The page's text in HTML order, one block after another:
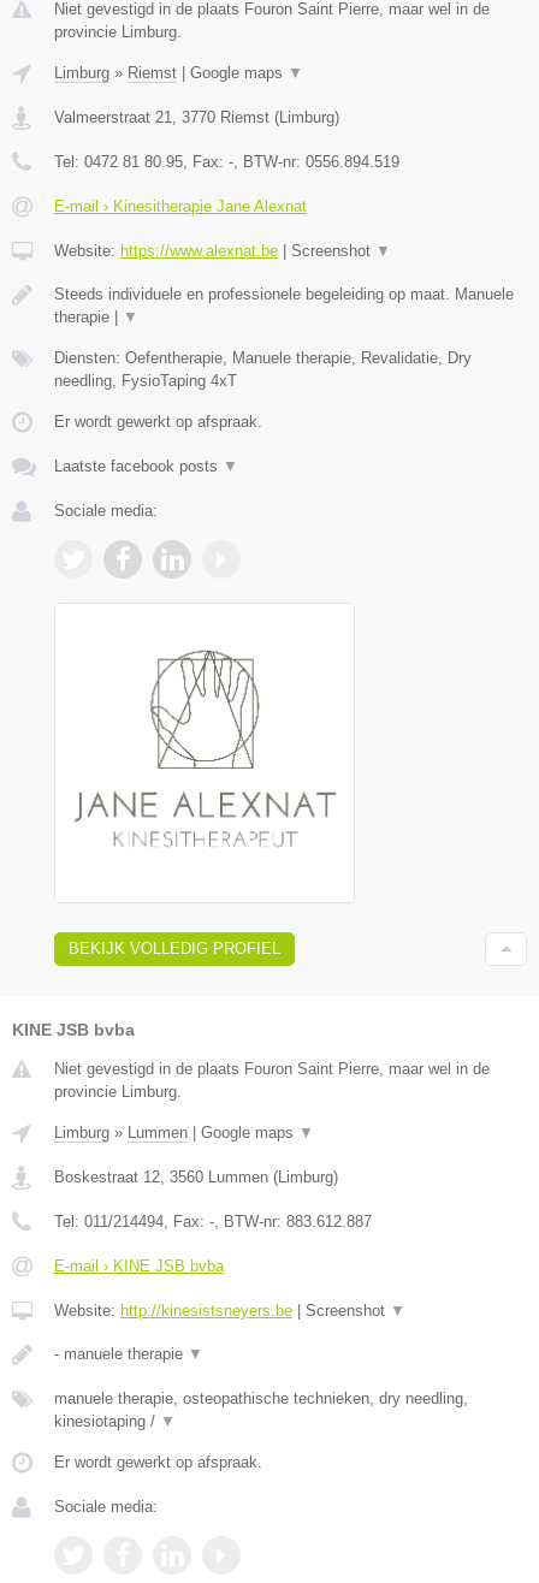
Niet gevestigd in de plaats Fouron Saint Pierre, maar wel in de
provincie Limburg.
Limburg » Riemst Google maps ▼
Valmeerstraat 21 3770 Riemst ( Limburg)
Tel: 0472 81 80 95 , Fax: - , BTW-nr: 0556.894.519
E-mail › Kinesitherapie Jane Alexnat
Website: https://www.alexnat.be Screenshot ▼
Steeds individuele en professionele begeleiding op maat. Manuele
therapie |
▼
Diensten: Oefentherapie, Manuele therapie, Revalidatie, Dry
needling, FysioTaping 4xT
Er wordt gewerkt op afspraak.
Laatste facebook posts ▼
Sociale media:
BEKIJK VOLLEDIG PROFIEL
KINE JSB bvba
Niet gevestigd in de plaats Fouron Saint Pierre, maar wel in de
provincie Limburg.
Limburg » Lummen Google maps ▼
Boskestraat 12 3560 Lummen ( Limburg)
Tel: 011/214494 , Fax: - , BTW-nr: 883.612.887
E-mail › KINE JSB bvba
Website: http://kinesistsneyers.be Screenshot ▼
- manuele therapie ▼
manuele therapie, osteopathische technieken, dry needling,
kinesiotaping / ▼
Er wordt gewerkt op afspraak.
Sociale media: